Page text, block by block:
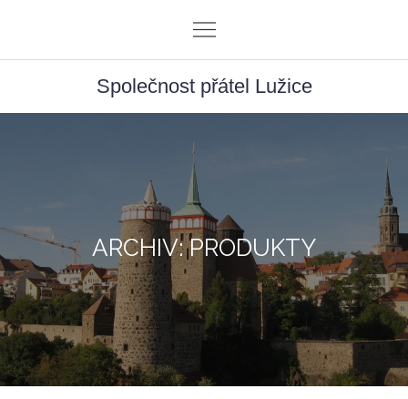
content
Společnost přátel Lužice
ARCHIV: PRODUKTY